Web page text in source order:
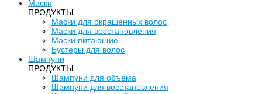
Маски
ПРОДУКТЫ
Маски для окрашенных волос
Маски для восстановления
Маски питающие
Бустеры для волос
Шампуни
ПРОДУКТЫ
Шампуни для объема
Шампуни для восстановления